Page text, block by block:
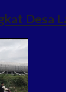
Desa